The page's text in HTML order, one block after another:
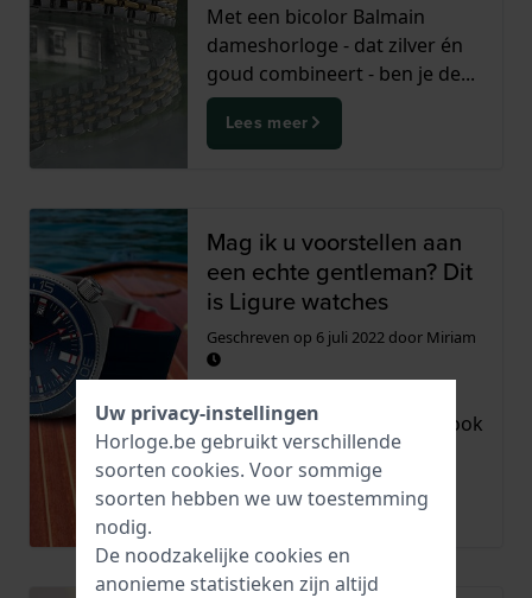
Met een bicolor Balmain
dameshorloge - dat zilver én
goud combineert - ben je de...
Lees meer
Mag ik u voorstellen aan
een echte gentleman? Dit
is Ligure watches
Geschreven op 6 juli 2022door Miriam
duiken. Maar de klassieke look
en subtiele vorm geven...
Lees meer
Uw privacy-instellingen
Horloge.be gebruikt verschillende
soorten cookies. Voor sommige
soorten hebben we uw toestemming
nodig.
De noodzakelijke cookies en
anonieme statistieken zijn altijd